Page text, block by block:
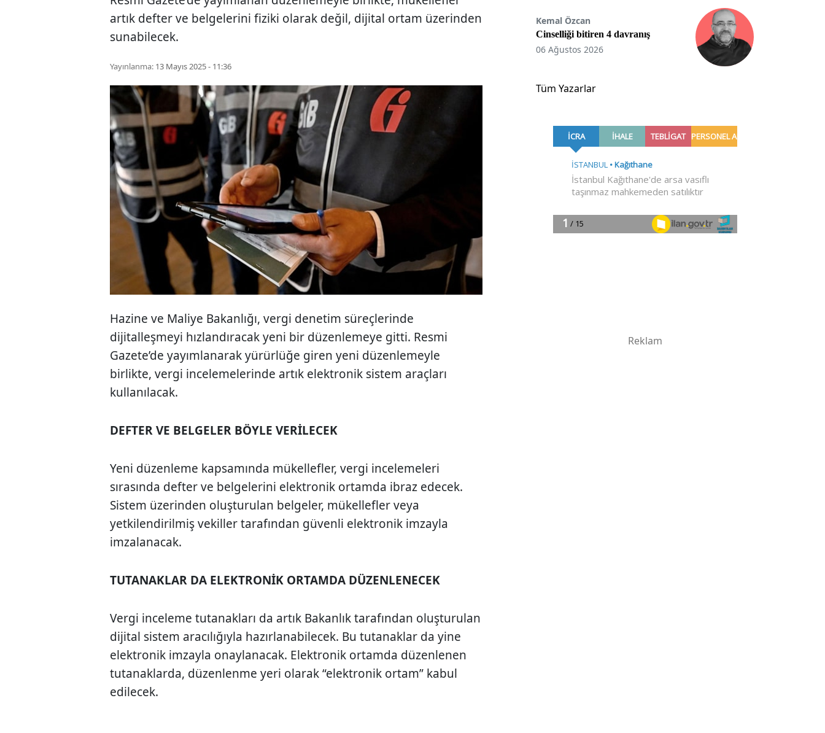
artık defter ve belgelerini fiziki olarak değil, dijital ortam üzerinden
sunabilecek.
Yayınlanma: 13 Mayıs 2025 - 11:36
Hazine ve Maliye Bakanlığı, vergi denetim süreçlerinde
dijitalleşmeyi hızlandıracak yeni bir düzenlemeye gitti. Resmi
Gazete’de yayımlanarak yürürlüğe giren yeni düzenlemeyle
birlikte, vergi incelemelerinde artık elektronik sistem araçları
kullanılacak.
DEFTER VE BELGELER BÖYLE VERİLECEK
Yeni düzenleme kapsamında mükellefler, vergi incelemeleri
sırasında defter ve belgelerini elektronik ortamda ibraz edecek.
Sistem üzerinden oluşturulan belgeler, mükellefler veya
yetkilendirilmiş vekiller tarafından güvenli elektronik imzayla
imzalanacak.
TUTANAKLAR DA ELEKTRONİK ORTAMDA DÜZENLENECEK
Vergi inceleme tutanakları da artık Bakanlık tarafından oluşturulan
dijital sistem aracılığıyla hazırlanabilecek. Bu tutanaklar da yine
elektronik imzayla onaylanacak. Elektronik ortamda düzenlenen
tutanaklarda, düzenlenme yeri olarak “elektronik ortam” kabul
edilecek.
Kemal Özcan
Cinselliği bitiren 4 davranış
06 Ağustos 2026
Tüm Yazarlar